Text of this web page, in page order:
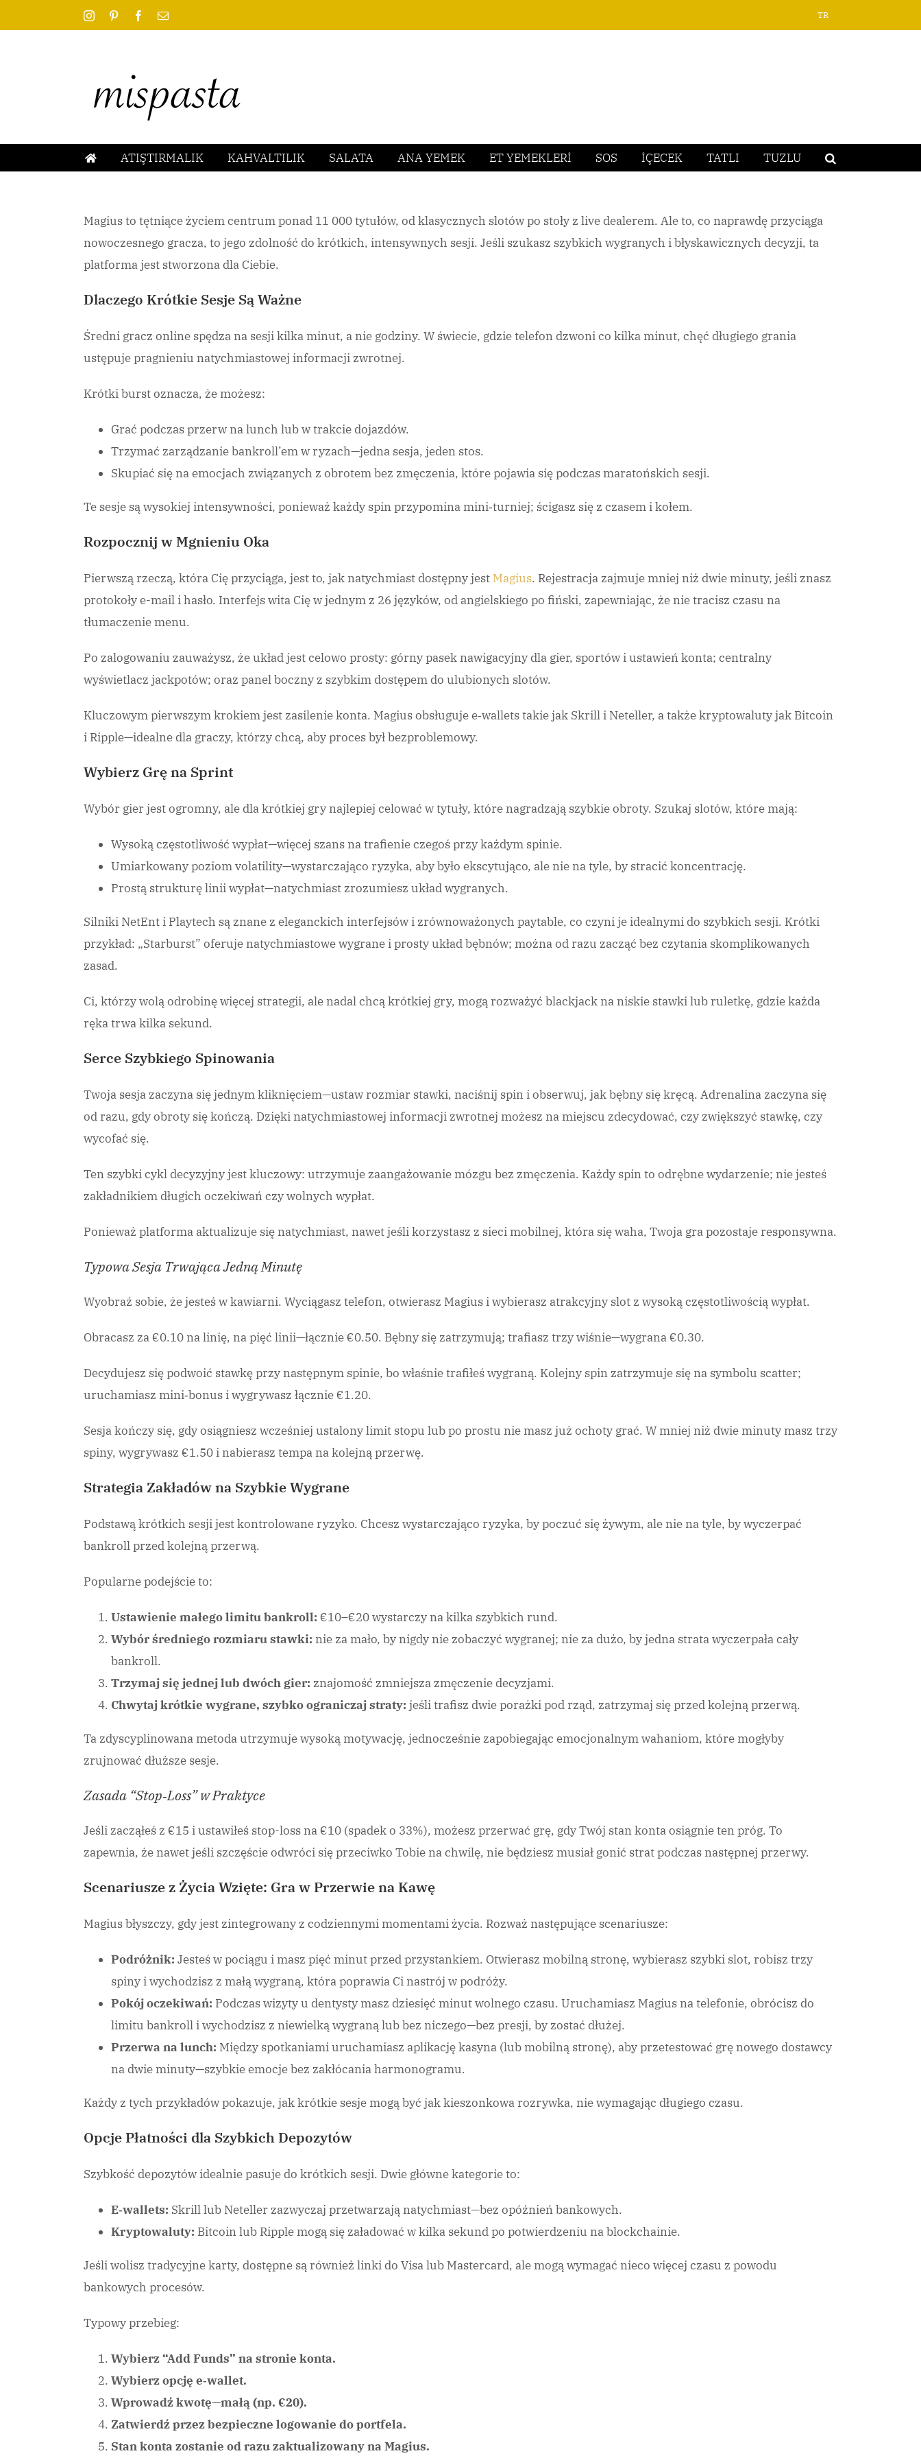
to
InstagramPinterestFacebook
Email TR
ATIŞTIRMALIK KAHVALTILIK SALATA ANA YEMEK ET YEMEKLERİ SOS İÇECEK TATLI TUZLU
Magius to tętniące życiem centrum ponad 11 000 tytułów, od klasycznych slotów po stoły z live dealerem. Ale to, co naprawdę przyciąga
nowoczesnego gracza, to jego zdolność do krótkich, intensywnych sesji. Jeśli szukasz szybkich wygranych i błyskawicznych decyzji, ta
platforma jest stworzona dla Ciebie.
Dlaczego Krótkie Sesje Są Ważne
Średni gracz online spędza na sesji kilka minut, a nie godziny. W świecie, gdzie telefon dzwoni co kilka minut, chęć długiego grania
ustępuje pragnieniu natychmiastowej informacji zwrotnej.
Krótki burst oznacza, że możesz:
Grać podczas przerw na lunch lub w trakcie dojazdów.
Trzymać zarządzanie bankroll’em w ryzach—jedna sesja, jeden stos.
Skupiać się na emocjach związanych z obrotem bez zmęczenia, które pojawia się podczas maratońskich sesji.
Te sesje są wysokiej intensywności, ponieważ każdy spin przypomina mini‑turniej; ścigasz się z czasem i kołem.
Rozpocznij w Mgnieniu Oka
Pierwszą rzeczą, która Cię przyciąga, jest to, jak natychmiast dostępny jest Magius. Rejestracja zajmuje mniej niż dwie minuty, jeśli znasz
protokoły e-mail i hasło. Interfejs wita Cię w jednym z 26 języków, od angielskiego po fiński, zapewniając, że nie tracisz czasu na
tłumaczenie menu.
Po zalogowaniu zauważysz, że układ jest celowo prosty: górny pasek nawigacyjny dla gier, sportów i ustawień konta; centralny
wyświetlacz jackpotów; oraz panel boczny z szybkim dostępem do ulubionych slotów.
Kluczowym pierwszym krokiem jest zasilenie konta. Magius obsługuje e‑wallets takie jak Skrill i Neteller, a także kryptowaluty jak Bitcoin
i Ripple—idealne dla graczy, którzy chcą, aby proces był bezproblemowy.
Wybierz Grę na Sprint
Wybór gier jest ogromny, ale dla krótkiej gry najlepiej celować w tytuły, które nagradzają szybkie obroty. Szukaj slotów, które mają:
Wysoką częstotliwość wypłat—więcej szans na trafienie czegoś przy każdym spinie.
Umiarkowany poziom volatility—wystarczająco ryzyka, aby było ekscytująco, ale nie na tyle, by stracić koncentrację.
Prostą strukturę linii wypłat—natychmiast zrozumiesz układ wygranych.
Silniki NetEnt i Playtech są znane z eleganckich interfejsów i zrównoważonych paytable, co czyni je idealnymi do szybkich sesji. Krótki
przykład: „Starburst” oferuje natychmiastowe wygrane i prosty układ bębnów; można od razu zacząć bez czytania skomplikowanych
zasad.
Ci, którzy wolą odrobinę więcej strategii, ale nadal chcą krótkiej gry, mogą rozważyć blackjack na niskie stawki lub ruletkę, gdzie każda
ręka trwa kilka sekund.
Serce Szybkiego Spinowania
Twoja sesja zaczyna się jednym kliknięciem—ustaw rozmiar stawki, naciśnij spin i obserwuj, jak bębny się kręcą. Adrenalina zaczyna się
od razu, gdy obroty się kończą. Dzięki natychmiastowej informacji zwrotnej możesz na miejscu zdecydować, czy zwiększyć stawkę, czy
wycofać się.
Ten szybki cykl decyzyjny jest kluczowy: utrzymuje zaangażowanie mózgu bez zmęczenia. Każdy spin to odrębne wydarzenie; nie jesteś
zakładnikiem długich oczekiwań czy wolnych wypłat.
Ponieważ platforma aktualizuje się natychmiast, nawet jeśli korzystasz z sieci mobilnej, która się waha, Twoja gra pozostaje responsywna.
Typowa Sesja Trwająca Jedną Minutę
Wyobraź sobie, że jesteś w kawiarni. Wyciągasz telefon, otwierasz Magius i wybierasz atrakcyjny slot z wysoką częstotliwością wypłat.
Obracasz za €0.10 na linię, na pięć linii—łącznie €0.50. Bębny się zatrzymują; trafiasz trzy wiśnie—wygrana €0.30.
Decydujesz się podwoić stawkę przy następnym spinie, bo właśnie trafiłeś wygraną. Kolejny spin zatrzymuje się na symbolu scatter;
uruchamiasz mini‑bonus i wygrywasz łącznie €1.20.
Sesja kończy się, gdy osiągniesz wcześniej ustalony limit stopu lub po prostu nie masz już ochoty grać. W mniej niż dwie minuty masz trzy
spiny, wygrywasz €1.50 i nabierasz tempa na kolejną przerwę.
Strategia Zakładów na Szybkie Wygrane
Podstawą krótkich sesji jest kontrolowane ryzyko. Chcesz wystarczająco ryzyka, by poczuć się żywym, ale nie na tyle, by wyczerpać
bankroll przed kolejną przerwą.
Popularne podejście to:
Ustawienie małego limitu bankroll: €10–€20 wystarczy na kilka szybkich rund.
Wybór średniego rozmiaru stawki: nie za mało, by nigdy nie zobaczyć wygranej; nie za dużo, by jedna strata wyczerpała cały
bankroll.
Trzymaj się jednej lub dwóch gier: znajomość zmniejsza zmęczenie decyzjami.
Chwytaj krótkie wygrane, szybko ograniczaj straty: jeśli trafisz dwie porażki pod rząd, zatrzymaj się przed kolejną przerwą.
Ta zdyscyplinowana metoda utrzymuje wysoką motywację, jednocześnie zapobiegając emocjonalnym wahaniom, które mogłyby
zrujnować dłuższe sesje.
Zasada “Stop‑Loss” w Praktyce
Jeśli zacząłeś z €15 i ustawiłeś stop-loss na €10 (spadek o 33%), możesz przerwać grę, gdy Twój stan konta osiągnie ten próg. To
zapewnia, że nawet jeśli szczęście odwróci się przeciwko Tobie na chwilę, nie będziesz musiał gonić strat podczas następnej przerwy.
Scenariusze z Życia Wzięte: Gra w Przerwie na Kawę
Magius błyszczy, gdy jest zintegrowany z codziennymi momentami życia. Rozważ następujące scenariusze:
Podróżnik: Jesteś w pociągu i masz pięć minut przed przystankiem. Otwierasz mobilną stronę, wybierasz szybki slot, robisz trzy
spiny i wychodzisz z małą wygraną, która poprawia Ci nastrój w podróży.
Pokój oczekiwań: Podczas wizyty u dentysty masz dziesięć minut wolnego czasu. Uruchamiasz Magius na telefonie, obrócisz do
limitu bankroll i wychodzisz z niewielką wygraną lub bez niczego—bez presji, by zostać dłużej.
Przerwa na lunch: Między spotkaniami uruchamiasz aplikację kasyna (lub mobilną stronę), aby przetestować grę nowego dostawcy
na dwie minuty—szybkie emocje bez zakłócania harmonogramu.
Każdy z tych przykładów pokazuje, jak krótkie sesje mogą być jak kieszonkowa rozrywka, nie wymagając długiego czasu.
Opcje Płatności dla Szybkich Depozytów
Szybkość depozytów idealnie pasuje do krótkich sesji. Dwie główne kategorie to:
E‑wallets: Skrill lub Neteller zazwyczaj przetwarzają natychmiast—bez opóźnień bankowych.
Kryptowaluty: Bitcoin lub Ripple mogą się załadować w kilka sekund po potwierdzeniu na blockchainie.
Jeśli wolisz tradycyjne karty, dostępne są również linki do Visa lub Mastercard, ale mogą wymagać nieco więcej czasu z powodu
bankowych procesów.
Typowy przebieg:
Wybierz “Add Funds” na stronie konta.
Wybierz opcję e‑wallet.
Wprowadź kwotę—małą (np. €20).
Zatwierdź przez bezpieczne logowanie do portfela.
Stan konta zostanie od razu zaktualizowany na Magius.